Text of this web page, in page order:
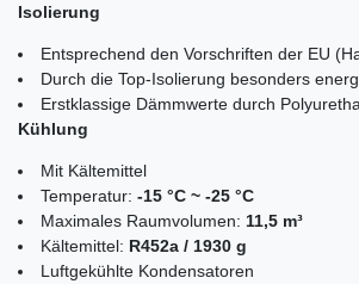
Isolierung
Entsprechend den Vorschriften der EU
Durch die Top-Isolierung besonders
Erstklassige Dämmwerte durch
Kühlung
Mit Kältemittel
Temperatur: -15 °C ~ -25 °C
Maximales Raumvolumen: 11,5 m³
Kältemittel: R452a / 1930 g
Luftgekühlte Kondensatoren